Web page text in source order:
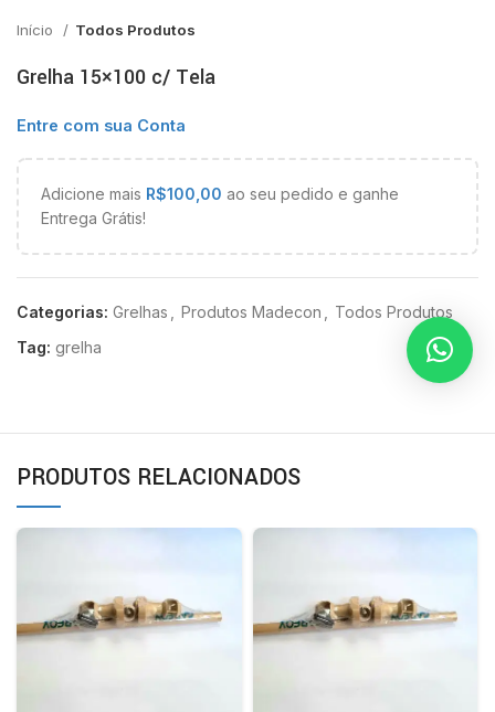
Início Todos Produtos
Grelha 15×100 c/ Tela
Entre com sua Conta
Adicione mais R$100,00 ao seu pedido e ganhe
Entrega Grátis!
Categorias: Grelhas Produtos Madecon
Todos Produtos
Tag: grelha
PRODUTOS RELACIONADOS